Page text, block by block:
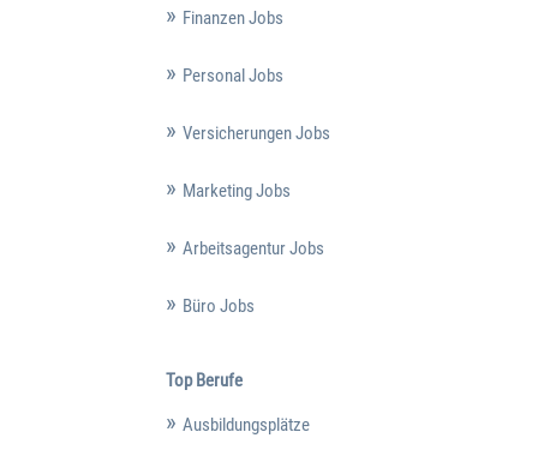
Finanzen Jobs
Personal Jobs
Versicherungen Jobs
Marketing Jobs
Arbeitsagentur Jobs
Büro Jobs
Top Berufe
Ausbildungsplätze